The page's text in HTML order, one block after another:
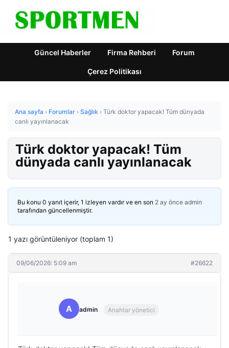
Güncel Haberler Firma Rehberi Forum
Çerez Politikası
Ana sayfa › Forumlar › Sağlık › Türk doktor yapacak! Tüm dünyada
canlı yayınlanacak
Türk doktor yapacak! Tüm
dünyada canlı yayınlanacak
Bu konu 0 yanıt içerir, 1 izleyen vardır ve en son 2 ay önce admin
tarafından güncellenmiştir.
1 yazı görüntüleniyor (toplam 1)
09/06/2026: 5:09 am #26622
A admin Anahtar yönetici